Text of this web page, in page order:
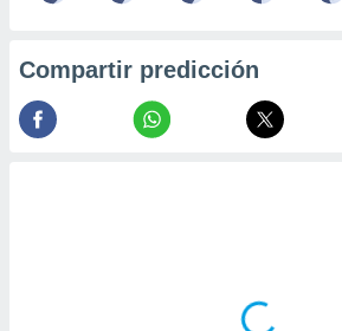
Compartir predicción